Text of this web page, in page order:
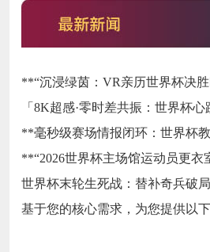
**“沉浸绿茵：VR亲历世界杯决
「8K超感·零时差共振：世界杯心
世界杯末轮生死战：替补奇兵破
基于您的核心需求，为您提供以下